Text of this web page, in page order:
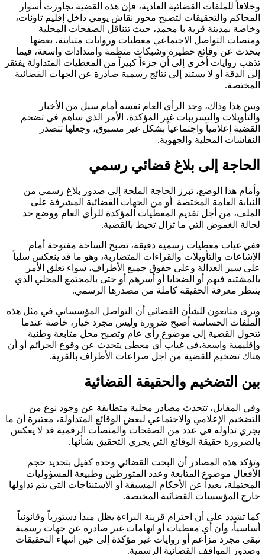
وخلافاً للملفات القضائية العادية، فإن هذه القضية تجاوزت أسوار
المحاكم والتحقيقات لتصبح محور نقاش يومي داخل إقليم تاونات،
وخاصة بمدينة قرية با محمد، حيث تتناقل الصفحات المحلية
ومنصات التواصل الاجتماعي معطيات وروايات متباينة، بعضها
يتحدث عن وقائع خطيرة وشبكات منظمة وامتدادات واسعة، فيما
تذهب روايات أخرى إلى أن جزءاً كبيراً من المعطيات المتداولة يفتقر
إلى الدقة أو لا يستند إلى نتائج رسمية صادرة عن الجهات القضائية
المختصة.
وبين هذا وذاك، وجد الرأي العام نفسه أمام سيل من الأخبار
والتأويلات والتسريبات غير المؤكدة، الأمر الذي ساهم في تضخم
القضية إعلامياً واجتماعياً بشكل غير مسبوق، وجعلها تتصدر
النقاشات المحلية والجهوية.
الحاجة إلى بلاغ قضائي رسمي
وأمام هذا الوضع، تبرز الحاجة الملحة إلى صدور بلاغ رسمي من
النيابة العامة المختصة أو من الجهات القضائية المشرفة على
الملف، من أجل تقديم المعطيات المؤكدة للرأي العام ووضع حد
لحالة الغموض التي ما تزال تحيط بالقضية.
ففي غياب معطيات رسمية دقيقة، تصبح الساحة مفتوحة أمام
الإشاعات والتأويلات والقراءات المتضاربة، وهو ما قد ينعكس سلباً
على سير العدالة وعلى حقوق جميع الأطراف، سواء تعلق الأمر
بالمشتبه فيهم أو الضحايا أو أسرهم أو حتى بالمجتمع المحلي الذي
ينتظر معرفة الحقيقة كاملة من مصدرها الرسمي.
ويرى متابعون للشأن القضائي أن التواصل المؤسساتي في مثل هذه
الملفات الحساسة أصبح ضرورة وليس مجرد خيار، خاصة عندما
تتحول القضية إلى موضوع رأي عام وتصبح محل متابعة وطنية
وإقليمية واسعة،في غياب أي معطى يتحدث عن وقوع الجرائم أو أن
هناك تضخيم للقضية من اجل صراعات الأطراف بالقرية.
بين التضخيم والحقيقة القضائية
وفي المقابل، تتحدث مصادر محلية متطابقة عن وجود نوع من
التضخيم الإعلامي والاجتماعي لبعض الوقائع المتداولة، معتبرة أن ما
يجري تداوله في عدد من الصفحات والمنصات الرقمية قد لا يعكس
بالضرورة حقيقة الوقائع التي يجري التحقيق بشأنها.
وتؤكد هذه المصادر أن البحث القضائي وحده كفيل بتحديد حجم
الأفعال موضوع المتابعة وعدد المتورطين وطبيعة المسؤوليات
المحتملة، بعيداً عن الأحكام المسبقة أو الاستنتاجات التي يتم تداولها
خارج المؤسسات القضائية المختصة.
كما تشدد على أن احترام قرينة البراءة يظل مبدأ دستورياً وقانونياً
أساسياً، وأن أي معطيات أو اتهامات غير صادرة عن جهات رسمية
تبقى مجرد مزاعم أو روايات غير مؤكدة إلى حين انتهاء التحقيقات
وصدور المواقف القضائية الرسمية.